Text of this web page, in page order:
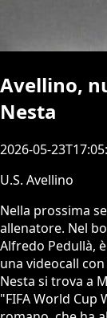
Avellino,
Nesta
2026-05-
U.S. Avellino
Nella prossima
allenatore. Nel
Alfredo Pedullà,
una videocall
Nesta si trova a
"FIFA World Cup